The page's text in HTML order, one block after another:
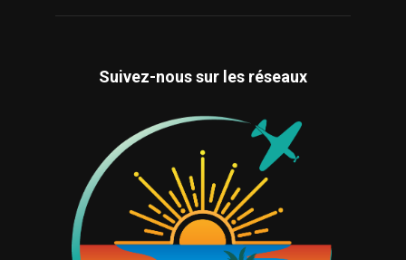
Suivez-nous sur les réseaux